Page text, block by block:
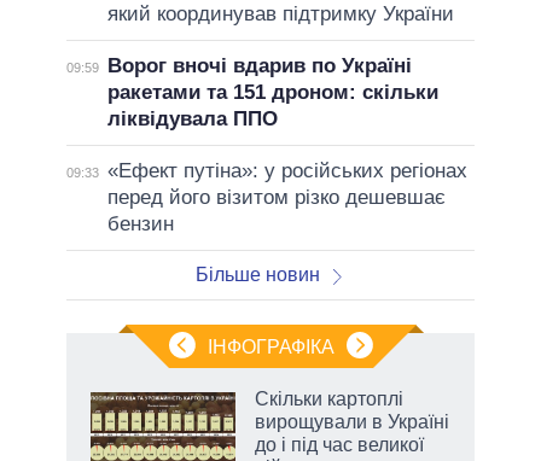
який координував підтримку України
09:59
Ворог вночі вдарив по Україні
ракетами та 151 дроном: скільки
ліквідувала ППО
09:33 «Ефект путіна»: у російських регіонах
перед його візитом різко дешевшає
бензин
Більше новин
ІНФОГРАФІКА
Скільки картоплі
вирощували в Україні
до і під час великої